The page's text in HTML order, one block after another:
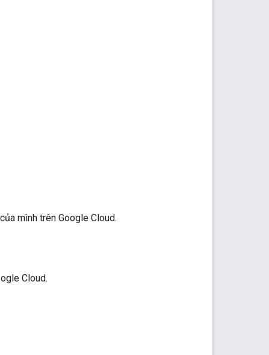
mình trên Google Cloud.
Cloud.